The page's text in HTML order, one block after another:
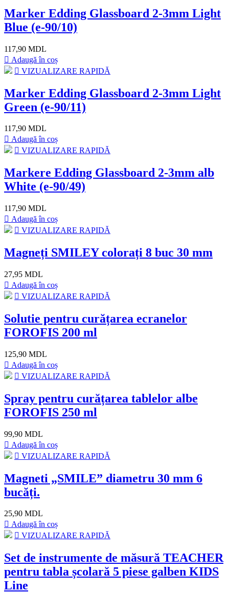
Marker Edding Glassboard 2-3mm Light
Blue (e-90/10)
117,90 MDL
Adaugă în coș
VIZUALIZARE RAPIDĂ
Marker Edding Glassboard 2-3mm Light
Green (e-90/11)
117,90 MDL
Adaugă în coș
VIZUALIZARE RAPIDĂ
Markere Edding Glassboard 2-3mm alb
White (e-90/49)
117,90 MDL
Adaugă în coș
VIZUALIZARE RAPIDĂ
Magneți SMILEY colorați 8 buc 30 mm
27,95 MDL
Adaugă în coș
VIZUALIZARE RAPIDĂ
Solutie pentru curățarea ecranelor
FOROFIS 200 ml
125,90 MDL
Adaugă în coș
VIZUALIZARE RAPIDĂ
Spray pentru curățarea tablelor albe
FOROFIS 250 ml
99,90 MDL
Adaugă în coș
VIZUALIZARE RAPIDĂ
Magneti „SMILE” diametru 30 mm 6
bucăți.
25,90 MDL
Adaugă în coș
VIZUALIZARE RAPIDĂ
Set de instrumente de măsură TEACHER
pentru tabla școlară 5 piese galben KIDS
Line